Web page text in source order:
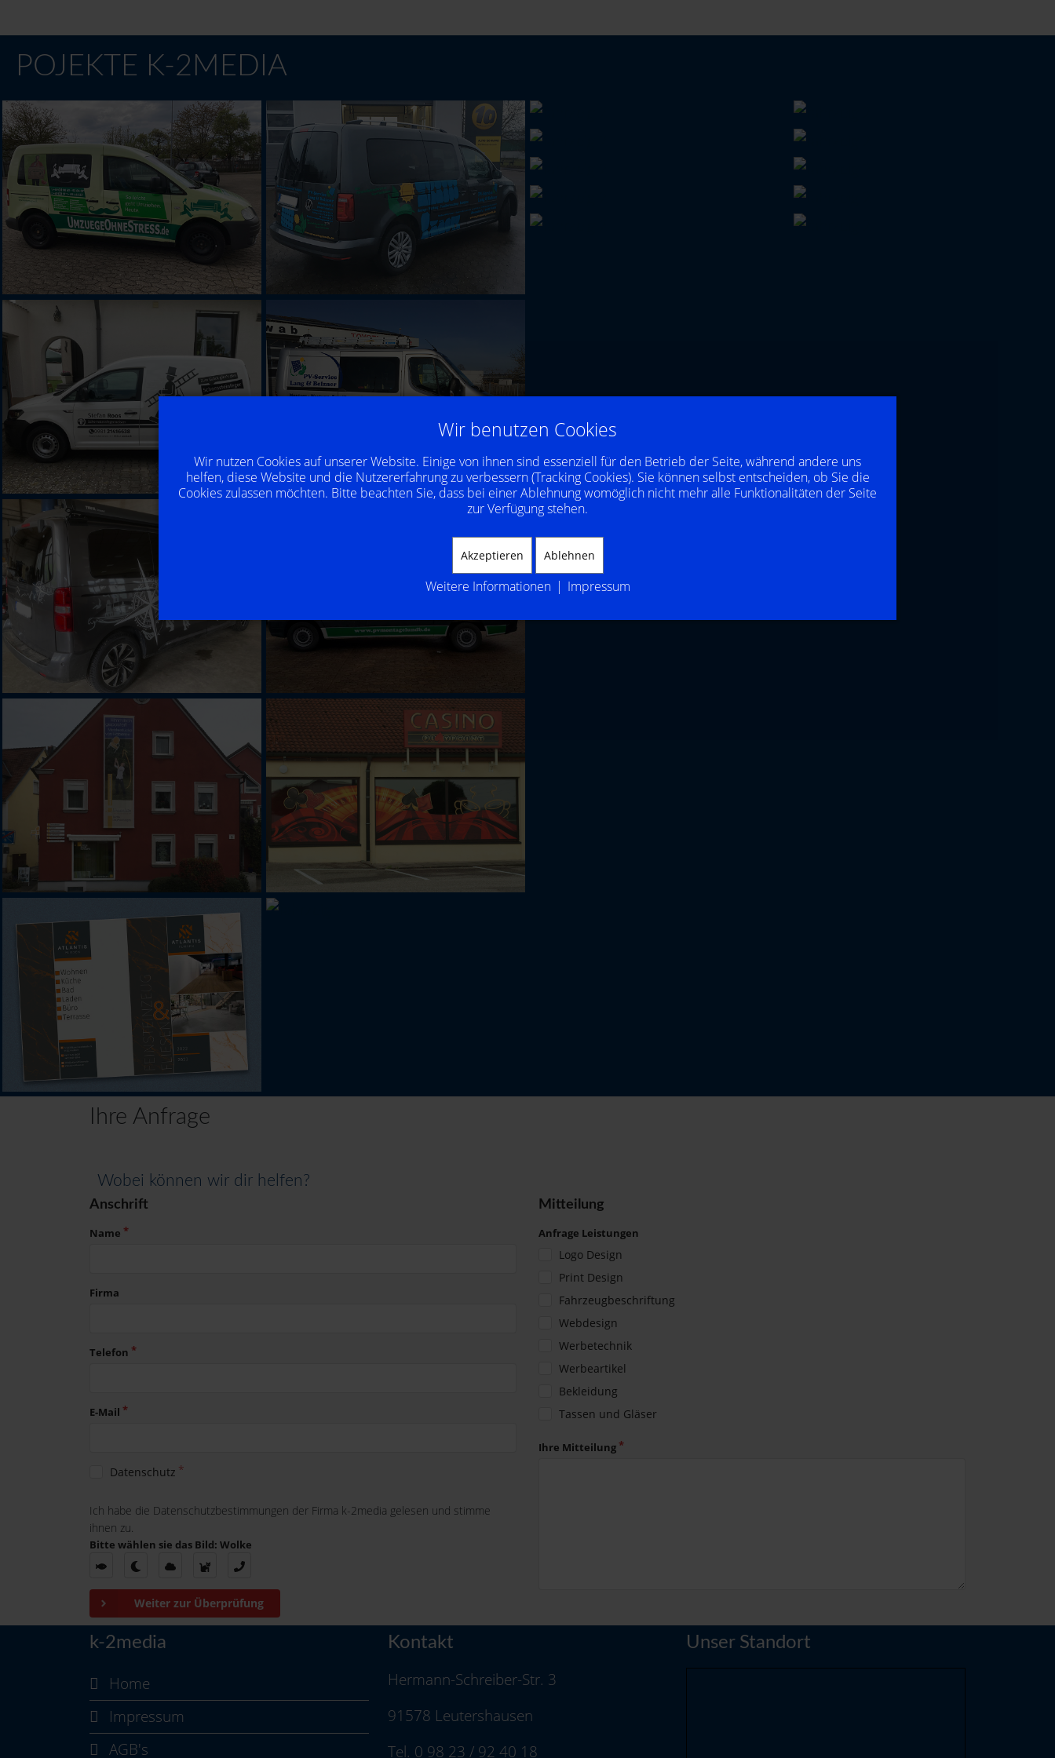
POJEKTE K-2MEDIA
Ihre Anfrage
Wobei können wir dir helfen?
Anschrift
Name
Firma
Telefon
E-Mail
Datenschutz
Ich habe die Datenschutzbestimmungen der Firma k-2media gelesen und stimme
ihnen zu.
Bitte wählen sie das Bild: Wolke
Weiter zur Überprüfung
Mitteilung
Anfrage Leistungen
Logo Design
Print Design
Fahrzeugbeschriftung
Webdesign
Werbetechnik
Werbeartikel
Bekleidung
Tassen und Gläser
Ihre Mitteilung
k-2media
Home
Impressum
AGB's
Kontakt
Hermann-Schreiber-Str. 3
91578 Leutershausen
Tel. 0 98 23 / 92 40 18
Unser Standort
Wir benutzen Cookies
Wir nutzen Cookies auf unserer Website. Einige von ihnen sind essenziell für den Betrieb der Seite, während andere uns
helfen, diese Website und die Nutzererfahrung zu verbessern (Tracking Cookies). Sie können selbst entscheiden, ob Sie die
Cookies zulassen möchten. Bitte beachten Sie, dass bei einer Ablehnung womöglich nicht mehr alle Funktionalitäten der Seite
zur Verfügung stehen.
Akzeptieren Ablehnen
Weitere Informationen | Impressum